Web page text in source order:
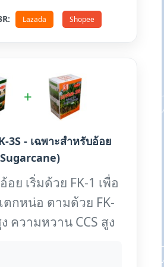
Lazada Shopee
+
3S - เฉพาะสำหรับอ้อย
ย เริ่มด้วย FK-1 เพื่อ
ตกหน่อ ตามด้วย FK-
ความหวาน CCS สูง